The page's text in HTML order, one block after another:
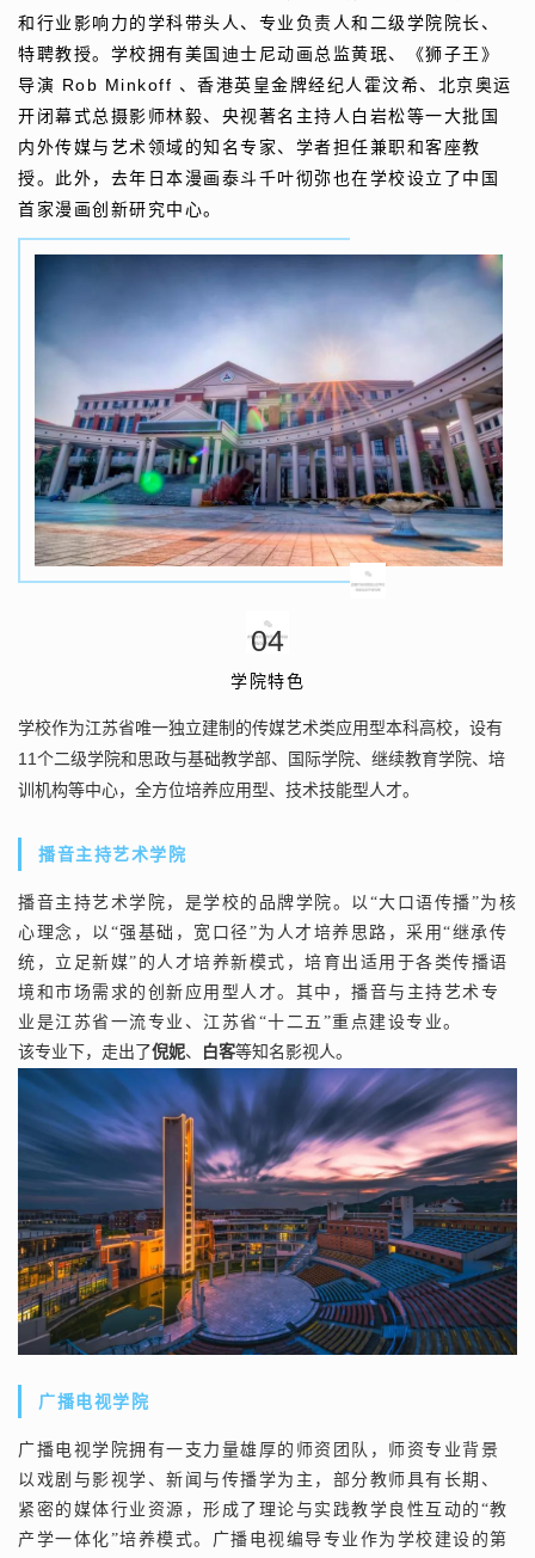
和行业影响力的学科带头人、专业负责人和二级学院院长、
特聘教授。学校拥有美国迪士尼动画总监黄珉、《狮子王》
导演 Rob Minkoff 、香港英皇金牌经纪人霍汶希、北京奥运
开闭幕式总摄影师林毅、央视著名主持人白岩松等一大批国
内外传媒与艺术领域的知名专家、学者担任兼职和客座教
授。此外，去年日本漫画泰斗千叶彻弥也在学校设立了中国
首家漫画创新研究中心。
04
学院特色
学校作为江苏省唯一独立建制的传媒艺术类应用型本科高校，设有
11 个二级学院和思政与基础教学部、国际学院、继续教育学院、培
训机构等中心，全方位培养应用型、技术技能型人才。
播音主持艺术学院
播音主持艺术学院，是学校的品牌学院。以 “大口语传播”为核
心理念，以“强基础，宽口径”为人才培养思路，采用“继承传
统，立足新媒”的人才培养新模式，培育出适用于各类传播语
境和市场需求的创新应用型人才。 其中，播音与主持艺术专
业是江苏省一流专业、江苏省“十二五”重点建设专业。
该专业下，走出了倪妮、 白客等知名影视人。
广播电视学院
广播电视学院拥有一支力量雄厚的师资团队，师资专业背景
以戏剧与影视学、新闻与传播学为主，部分教师具有长期、
紧密的媒体行业资源，形成了理论与实践教学良性互动的“教
产学一体化”培养模式。广播电视编导专业作为学校建设的第